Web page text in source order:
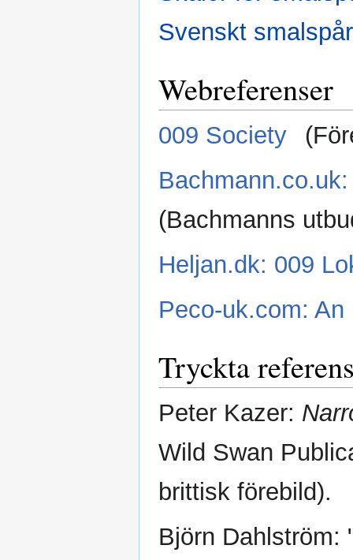
Svenskt smalspår
Webreferenser
009 Society
(Bachmanns
Heljan.dk: 009
Peco-uk.com:
Tryckta
Peter Kazer:
Wild Swan
brittisk förebild).
Björn Dahlström: